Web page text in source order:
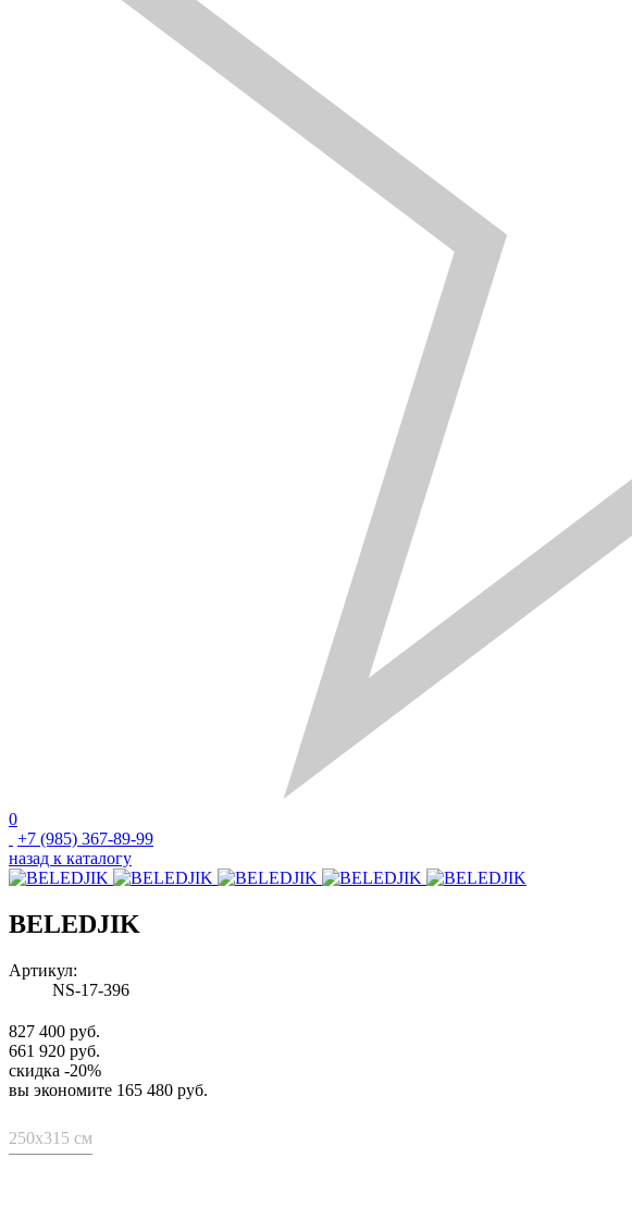
0
+7 (985) 367-89-99
назад к каталогу
BELEDJIK
Артикул:
NS-17-396
827 400 руб.
661 920 руб.
скидка -20%
вы экономите 165 480 руб.
250x315 см